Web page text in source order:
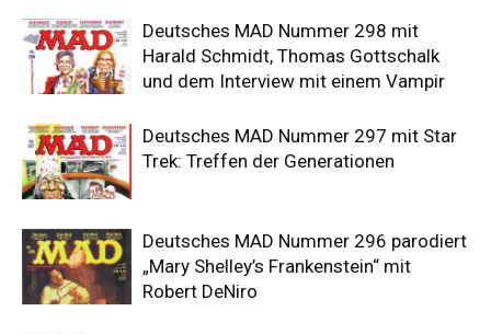
Deutsches MAD Nummer 298 mit
Harald Schmidt, Thomas Gottschalk
und dem Interview mit einem Vampir
Deutsches MAD Nummer 297 mit Star
Trek: Treffen der Generationen
Deutsches MAD Nummer 296 parodiert
„Mary Shelley’s Frankenstein“ mit
Robert DeNiro